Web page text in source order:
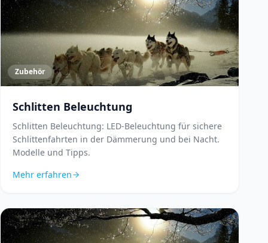
Zubehör
Schlitten Beleuchtung
Schlitten Beleuchtung: LED-Beleuchtung für sichere
Schlittenfahrten in der Dämmerung und bei Nacht.
Modelle und Tipps.
Mehr erfahren